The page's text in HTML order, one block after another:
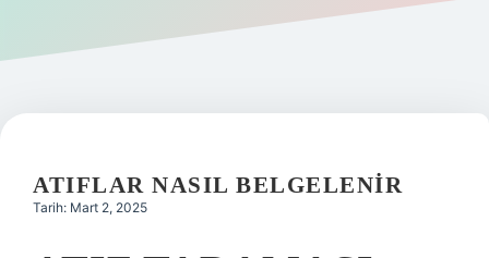
Gizlilik
Hakkımızda
ATIFLAR NASIL BELGELENIR
Tarih: Mart 2, 2025